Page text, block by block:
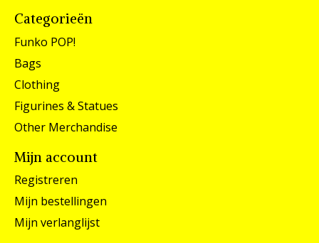
Categorieën
Funko POP!
Bags
Clothing
Figurines & Statues
Other Merchandise
Mijn account
Registreren
Mijn bestellingen
Mijn verlanglijst